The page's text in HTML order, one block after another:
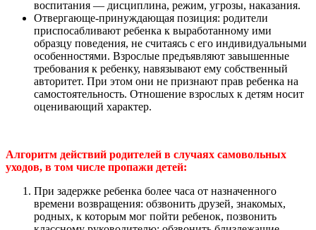
воспитания — дисциплина, режим, угрозы, наказания.
Отвергающе-принуждающая позиция: родители
приспосабливают ребенка к выработанному ими
образцу поведения, не считаясь с его индивидуальными
особенностями. Взрослые предъявляют завышенные
требования к ребенку, навязывают ему собственный
авторитет. При этом они не признают прав ребенка на
самостоятельность. Отношение взрослых к детям носит
оценивающий характер.
Алгоритм действий родителей в случаях самовольных
уходов, в том числе пропажи детей:
При задержке ребенка более часа от назначенного
времени возвращения: обзвонить друзей, знакомых,
родных, к которым мог пойти ребенок, позвонить